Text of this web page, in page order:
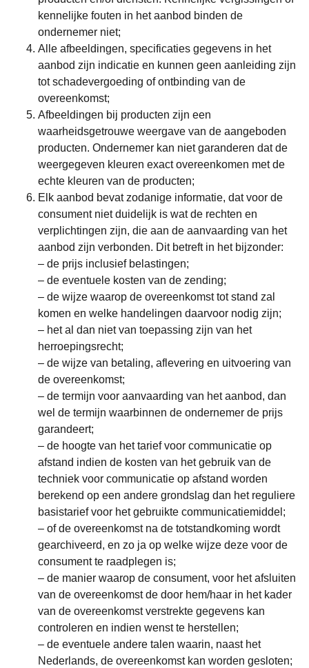
kennelijke fouten in het aanbod binden de
ondernemer niet;
Alle afbeeldingen, specificaties gegevens in het
aanbod zijn indicatie en kunnen geen aanleiding zijn
tot schadevergoeding of ontbinding van de
overeenkomst;
Afbeeldingen bij producten zijn een
waarheidsgetrouwe weergave van de aangeboden
producten. Ondernemer kan niet garanderen dat de
weergegeven kleuren exact overeenkomen met de
echte kleuren van de producten;
Elk aanbod bevat zodanige informatie, dat voor de
consument niet duidelijk is wat de rechten en
verplichtingen zijn, die aan de aanvaarding van het
aanbod zijn verbonden. Dit betreft in het bijzonder:
– de prijs inclusief belastingen;
– de eventuele kosten van de zending;
– de wijze waarop de overeenkomst tot stand zal
komen en welke handelingen daarvoor nodig zijn;
– het al dan niet van toepassing zijn van het
herroepingsrecht;
– de wijze van betaling, aflevering en uitvoering van
de overeenkomst;
– de termijn voor aanvaarding van het aanbod, dan
wel de termijn waarbinnen de ondernemer de prijs
garandeert;
– de hoogte van het tarief voor communicatie op
afstand indien de kosten van het gebruik van de
techniek voor communicatie op afstand worden
berekend op een andere grondslag dan het reguliere
basistarief voor het gebruikte communicatiemiddel;
– of de overeenkomst na de totstandkoming wordt
gearchiveerd, en zo ja op welke wijze deze voor de
consument te raadplegen is;
– de manier waarop de consument, voor het afsluiten
van de overeenkomst de door hem/haar in het kader
van de overeenkomst verstrekte gegevens kan
controleren en indien wenst te herstellen;
– de eventuele andere talen waarin, naast het
Nederlands, de overeenkomst kan worden gesloten;